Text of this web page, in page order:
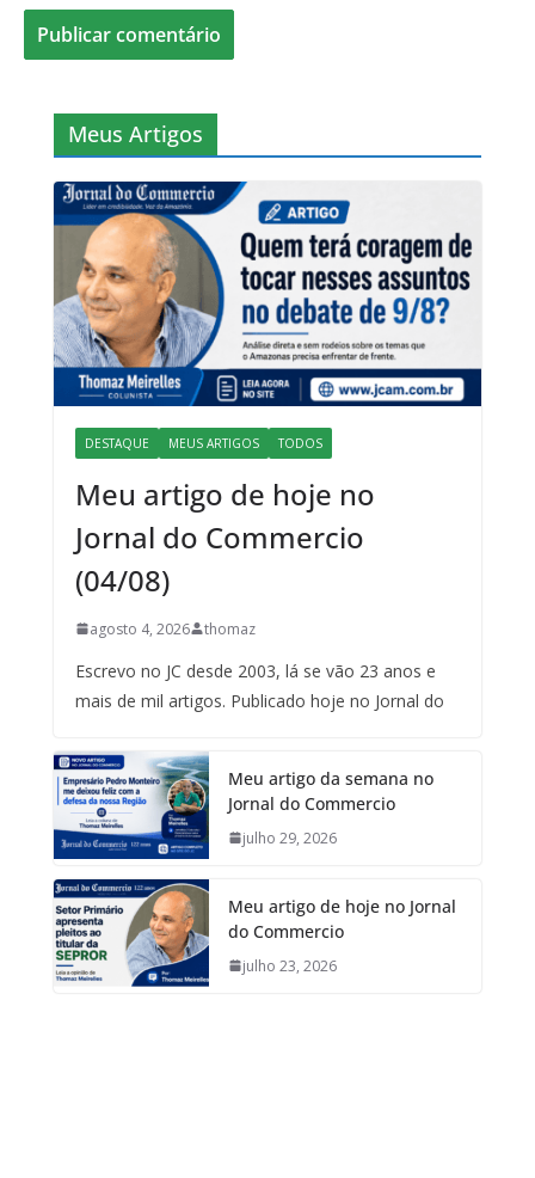
Meus Artigos
DESTAQUE MEUS ARTIGOS TODOS
Meu artigo de hoje no
Jornal do Commercio
(04/08)
agosto 4, 2026 thomaz
Escrevo no JC desde 2003, lá se vão 23 anos e
mais de mil artigos. Publicado hoje no Jornal do
Meu artigo da semana no
Jornal do Commercio
julho 29, 2026
Meu artigo de hoje no Jornal
do Commercio
julho 23, 2026